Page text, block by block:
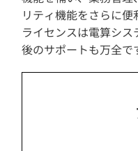
リティ機能をさらに便
ライセンスは電算シ
後のサポートも万全で